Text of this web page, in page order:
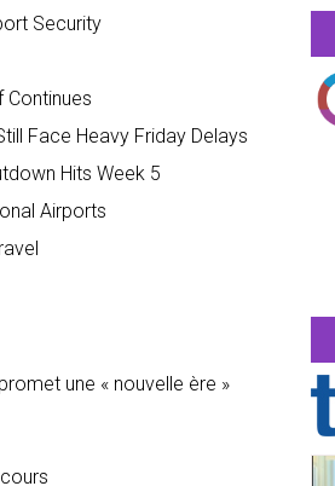
Security
Continues
Face Heavy Friday Delays
Hits Week 5
Airports
une « nouvelle ère »